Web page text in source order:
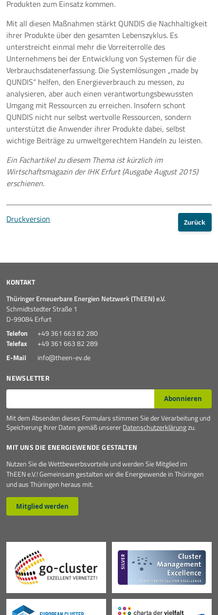
Produkten zum Einsatz kommen.
Mit all diesen Maßnahmen stärkt QUNDIS die Nachhaltigkeit
ihrer Produkte über den gesamten Lebenszyklus. Es
unterstreicht einmal mehr die Vorreiterrolle des
Unternehmens bei der Entwicklung von Systemen für die
Verbrauchsdatenerfassung. Die Systemlösungen „made by
QUNDIS“ helfen, den Energieverbrauch zu messen, zu
analysieren, aber auch einen verantwortungsbewussten
Umgang mit Ressourcen zu erreichen. Insofern schont
QUNDIS nicht nur selbst wertvolle Ressourcen, sondern
unterstützt die Anwender ihrer Produkte dabei, selbst
wichtige Beiträge zu umweltgerechtem Handeln zu leisten.
Ein Fachartikel zu diesem Thema ist kürzlich im
Wirtschaftsmagazin der IHK Erfurt (Ausgabe August 2015)
erschienen.
Druckversion Zurück
KONTAKT
Thüringer Erneuerbare Energien Netzwerk (ThEEN) e.V.
Schmidtstedter Straße 1
D-99084 Erfurt
Telefon
+49 361 663 82 280
Telefax
+49 361 663 82 289
E-Mail
info@theen-ev.de
NEWSLETTER
E-Mail* Abonnieren
Mit dem Absenden dieses Formulars stimmen Sie der Verarbeitung und
Speicherung Ihrer Daten gemäß unsererDatenschutzerklärungzu.
MIT UNS DIE ENERGIEWENDE GESTALTEN
Nutzen Sie die Wettbewerbsvorteile und werden Sie Mitglied im
ThEEN e.V.! Gemeinsam gestalten wir die Energiewende in Thüringen
und aus Thüringen heraus mit.
Mitglied werden